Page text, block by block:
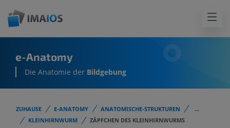
e-Anatomy
Die Anatomie der Bildgebung
ZUHAUSE E-ANATOMY ANATOMISCHE-STRUKTUREN
...
KLEINHIRNWURM
ZÄPFCHEN DES KLEINHIRNWURMS